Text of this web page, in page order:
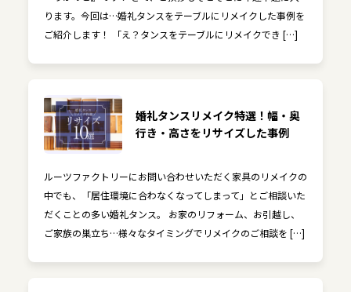
ります。今回は…婚礼タンスをテーブルにリメイクした事例を
ご紹介します！ 「え？タンスをテーブルにリメイクでき […]
婚礼タンスリメイク特選！幅・奥
行き・高さをリサイズした事例
ルーツファクトリーにお問い合わせいただく家具のリメイクの
中でも、「居住環境に合わなくなってしまって」とご相談いた
だくことの多い婚礼タンス。 お家のリフォーム、お引越し、
ご家族の巣立ち…様々なタイミングでリメイクのご相談を […]